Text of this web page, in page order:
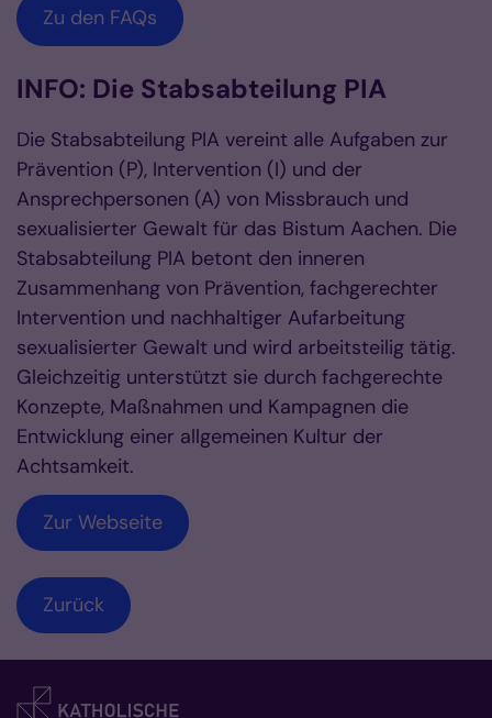
Zu den FAQs
INFO: Die Stabsabteilung PIA
Die Stabsabteilung PIA vereint alle Aufgaben zur
Prävention (P), Intervention (I) und der
Ansprechpersonen (A) von Missbrauch und
sexualisierter Gewalt für das Bistum Aachen. Die
Stabsabteilung PIA betont den inneren
Zusammenhang von Prävention, fachgerechter
Intervention und nachhaltiger Aufarbeitung
sexualisierter Gewalt und wird arbeitsteilig tätig.
Gleichzeitig unterstützt sie durch fachgerechte
Konzepte, Maßnahmen und Kampagnen die
Entwicklung einer allgemeinen Kultur der
Achtsamkeit.
Zur Webseite
Zurück